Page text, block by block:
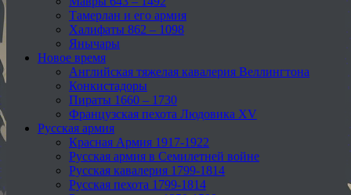
Тамерлан и его армия
Халифаты 862 – 1098
Янычары
Новое время
Английская тяжелая кавалерия Веллингтона
Конкистадоры
Пираты 1660 – 1730
Французская пехота Людовика XV
Русская армия
Красная Армия 1917-1922
Русская армия в Семилетней войне
Русская кавалерия 1799-1814
Русская пехота 1799-1814